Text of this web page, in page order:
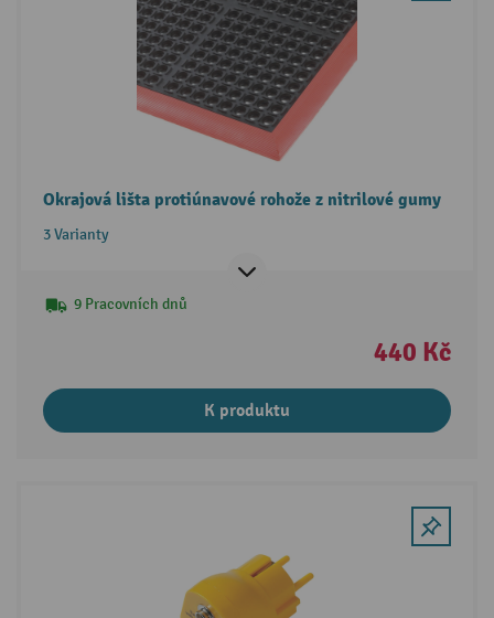
Okrajová lišta protiúnavové rohože z nitrilové gumy
3 Varianty
9 Pracovních dnů
440 Kč
K produktu